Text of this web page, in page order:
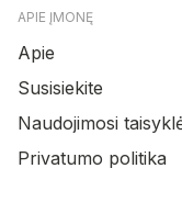
APIE ĮMONĘ
Apie
Susisiekite
Naudojimosi
Privatumo politika